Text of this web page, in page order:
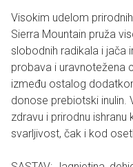
Visokim udelom
Sierra Mountain pruža
slobodnih radikala i jača
probava i uravnotežena
između ostalog
donose prebiotski inulin.
zdravu i prirodnu
svarljivost, čak i kod